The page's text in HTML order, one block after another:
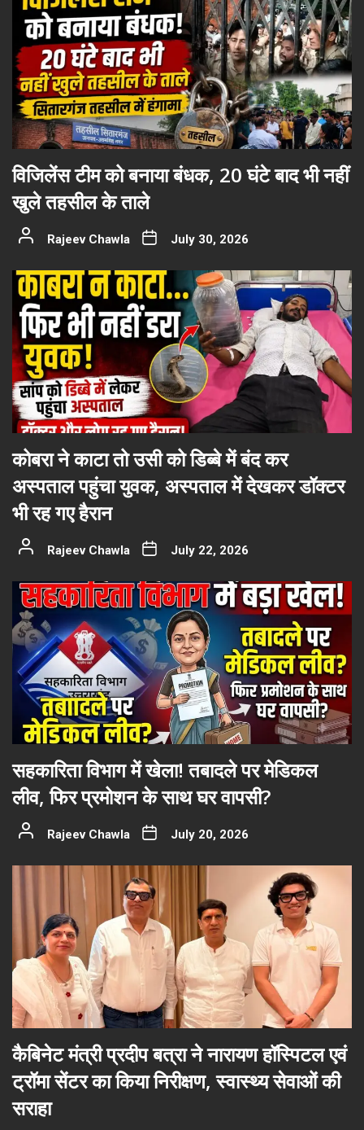
विजिलेंस टीम को बनाया बंधक, 20 घंटे बाद भी नहीं
खुले तहसील के ताले
Rajeev Chawla July 30, 2026
कोबरा ने काटा तो उसी को डिब्बे में बंद कर
अस्पताल पहुंचा युवक, अस्पताल में देखकर डॉक्टर
भी रह गए हैरान
Rajeev Chawla July 22, 2026
सहकारिता विभाग में खेला! तबादले पर मेडिकल
लीव, फिर प्रमोशन के साथ घर वापसी?
Rajeev Chawla July 20, 2026
कैबिनेट मंत्री प्रदीप बत्रा ने नारायण हॉस्पिटल एवं
ट्रॉमा सेंटर का किया निरीक्षण, स्वास्थ्य सेवाओं की
सराहा